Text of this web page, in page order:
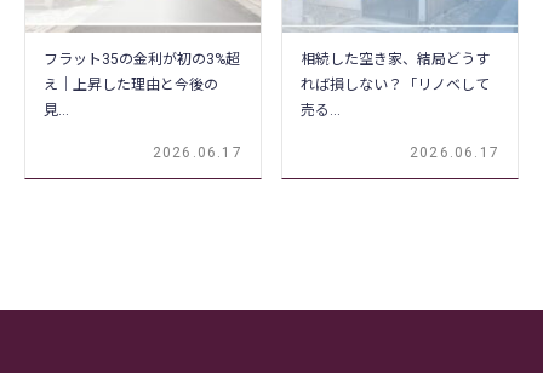
フラット35の金利が初の3%超
え｜上昇した理由と今後の
見…
2026.06.17
相続した空き家、結局どうす
れば損しない？「リノベして
売る…
2026.06.17